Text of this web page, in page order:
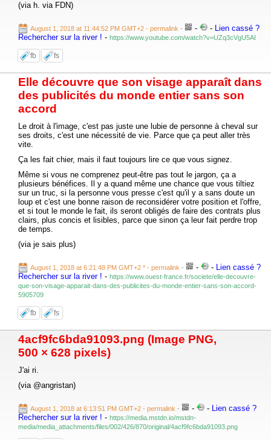
(via h. via FDN)
August 1, 2018 at 11:44:52 PM GMT+2 - permalink - - - Lien cassé ?
Rechercher sur la river ! - https://www.youtube.com/watch?v=UZq3cVgU5AI
fb fs
Elle découvre que son visage apparaît dans
des publicités du monde entier sans son
accord
Le droit à l'image, c'est pas juste une lubie de personne à cheval sur
ses droits, c'est une nécessité de vie. Parce que ça peut aller très
vite.
Ça les fait chier, mais il faut toujours lire ce que vous signez.
Même si vous ne comprenez peut-être pas tout le jargon, ça a
plusieurs bénéfices. Il y a quand même une chance que vous tiltiez
sur un truc, si la personne vous presse c'est qu'il y a sans doute un
loup et c'est une bonne raison de reconsidérer votre position et l'offre,
et si tout le monde le fait, ils seront obligés de faire des contrats plus
clairs, plus concis et lisibles, parce que sinon ça leur fait perdre trop
de temps.
(via je sais plus)
August 1, 2018 at 6:21:48 PM GMT+2 * - permalink - - - Lien cassé ?
Rechercher sur la river ! - https://www.ouest-france.fr/societe/elle-decouvre-
que-son-visage-apparait-dans-des-publicites-du-monde-entier-sans-son-accord-
5905709
fb fs
4acf9fc6bda91093.png (Image PNG,
500 × 628 pixels)
J'ai ri.
(via @angristan)
August 1, 2018 at 6:13:51 PM GMT+2 - permalink - - - Lien cassé ?
Rechercher sur la river ! - https://media.mstdn.io/mstdn-
media/media_attachments/files/002/426/870/original/4acf9fc6bda91093.png